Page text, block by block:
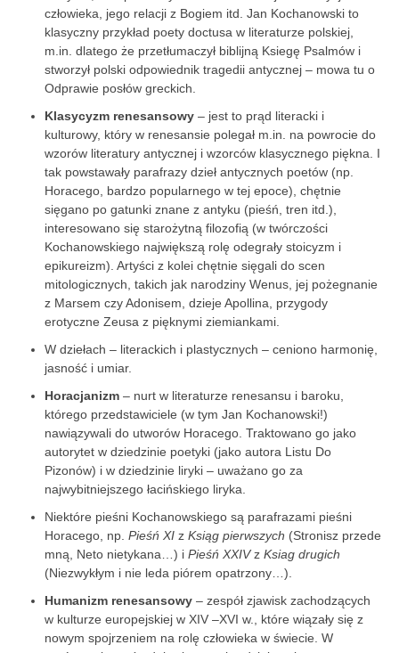
człowieka, jego relacji z Bogiem itd. Jan Kochanowski to
klasyczny przykład poety doctusa w literaturze polskiej,
m.in. dlatego że przetłumaczył biblijną Ksiegę Psalmów i
stworzył polski odpowiednik tragedii antycznej – mowa tu o
Odprawie posłów greckich.
Klasycyzm renesansowy – jest to prąd literacki i
kulturowy, który w renesansie polegał m.in. na powrocie do
wzorów literatury antycznej i wzorców klasycznego piękna. I
tak powstawały parafrazy dzieł antycznych poetów (np.
Horacego, bardzo popularnego w tej epoce), chętnie
sięgano po gatunki znane z antyku (pieśń, tren itd.),
interesowano się starożytną filozofią (w twórczości
Kochanowskiego największą rolę odegrały stoicyzm i
epikureizm). Artyści z kolei chętnie sięgali do scen
mitologicznych, takich jak narodziny Wenus, jej pożegnanie
z Marsem czy Adonisem, dzieje Apollina, przygody
erotyczne Zeusa z pięknymi ziemiankami.
W dziełach – literackich i plastycznych – ceniono harmonię,
jasność i umiar.
Horacjanizm – nurt w literaturze renesansu i baroku,
którego przedstawiciele (w tym Jan Kochanowski!)
nawiązywali do utworów Horacego. Traktowano go jako
autorytet w dziedzinie poetyki (jako autora Listu Do
Pizonów) i w dziedzinie liryki – uważano go za
najwybitniejszego łacińskiego liryka.
Niektóre pieśni Kochanowskiego są parafrazami pieśni
Horacego, np. Pieśń XI z Ksiąg pierwszych (Stronisz przede
mną, Neto nietykana…) i Pieśń XXIVz Ksiag drugich
(Niezwykłym i nie leda piórem opatrzony…).
Humanizm renesansowy – zespół zjawisk zachodzących
w kulturze europejskiej w XIV –XVI w., które wiązały się z
nowym spojrzeniem na rolę człowieka w świecie. W